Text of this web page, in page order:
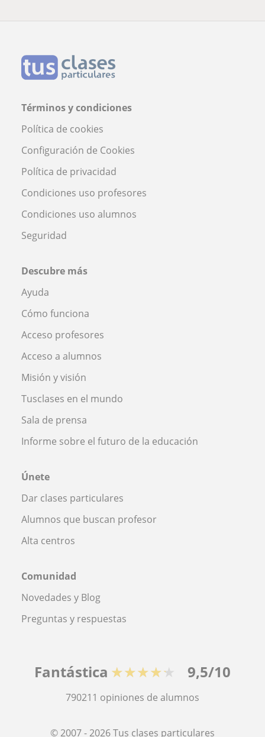
Términos y condiciones
Política de cookies
Configuración de Cookies
Política de privacidad
Condiciones uso profesores
Condiciones uso alumnos
Seguridad
Descubre más
Ayuda
Cómo funciona
Acceso profesores
Acceso a alumnos
Misión y visión
Tusclases en el mundo
Sala de prensa
Informe sobre el futuro de la educación
Únete
Dar clases particulares
Alumnos que buscan profesor
Alta centros
Comunidad
Novedades y Blog
Preguntas y respuestas
Fantástica ★★★★★ 9,5/10
790211 opiniones de alumnos
© 2007 - 2026 Tus clases particulares